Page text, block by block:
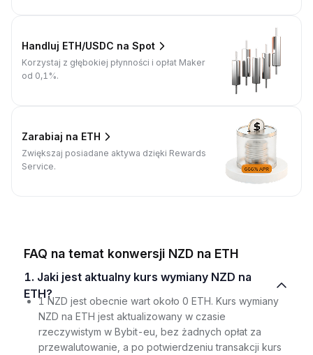
Handluj ETH/USDC na Spot
Korzystaj z głębokiej płynności i opłat Maker
od 0,1%.
Zarabiaj na ETH
Zwiększaj posiadane aktywa dzięki Rewards
Service.
FAQ na temat konwersji NZD na ETH
1. Jaki jest aktualny kurs wymiany NZD na
ETH?
1 NZD jest obecnie wart około 0 ETH. Kurs wymiany
NZD na ETH jest aktualizowany w czasie
rzeczywistym w Bybit-eu, bez żadnych opłat za
przewalutowanie, a po potwierdzeniu transakcji kurs